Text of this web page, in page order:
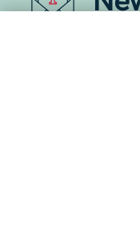
Informazioni per
mondo della
Archivio